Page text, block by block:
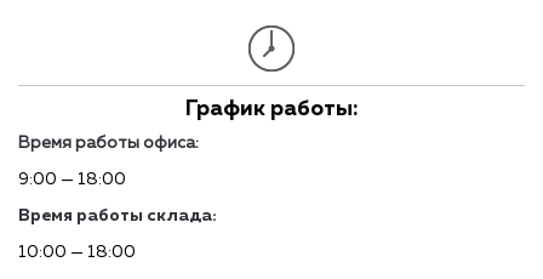
График работы:
Время работы офиса:
9:00 — 18:00
Время работы склада:
10:00 — 18:00